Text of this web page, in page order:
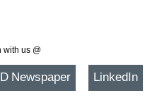
with us @
Newspaper LinkedIn